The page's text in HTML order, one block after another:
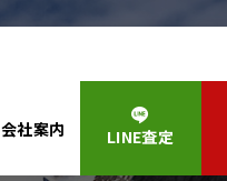
会社案内 LINE査定